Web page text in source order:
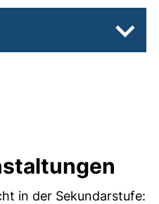
in der Sekundarstufe: